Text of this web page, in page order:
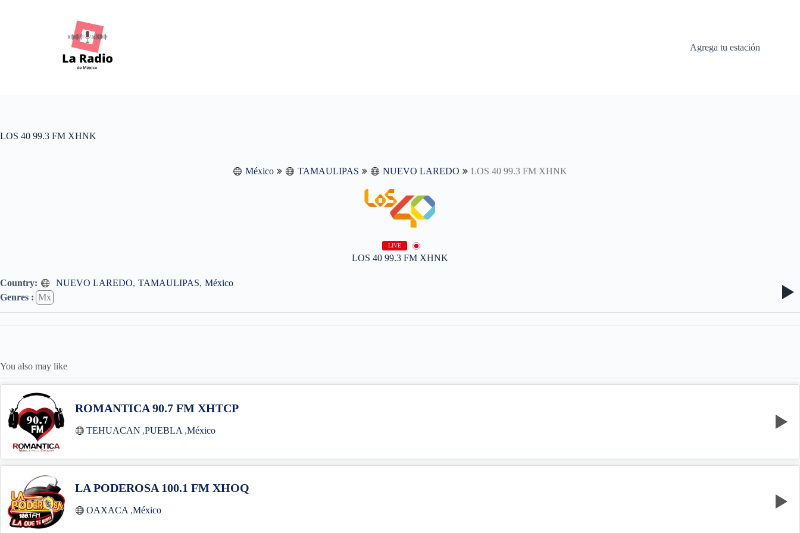
t
Agrega tu estación
LOS 40 99.3 FM XHNK
México TAMAULIPAS NUEVO LAREDO LOS 40 99.3 FM XHNK
LIVE
LOS 40 99.3 FM XHNK
Country: NUEVO LAREDO, TAMAULIPAS, México
Genres : Mx
You also may like
ROMANTICA 90.7 FM XHTCP
TEHUACAN ,PUEBLA ,México
LA PODEROSA 100.1 FM XHOQ
OAXACA ,México